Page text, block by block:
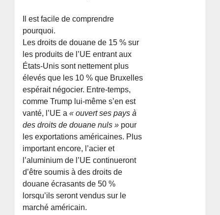
Il est facile de comprendre
pourquoi.
Les droits de douane de 15 % sur
les produits de l’UE entrant aux
États-Unis sont nettement plus
élevés que les 10 % que Bruxelles
espérait négocier. Entre-temps,
comme Trump lui-même s’en est
vanté, l’UE a« ouvert ses pays à
des droits de douane nuls » pour
les exportations américaines. Plus
important encore, l’acier et
l’aluminium de l’UE continueront
d’être soumis à des droits de
douane écrasants de 50 %
lorsqu’ils seront vendus sur le
marché américain.